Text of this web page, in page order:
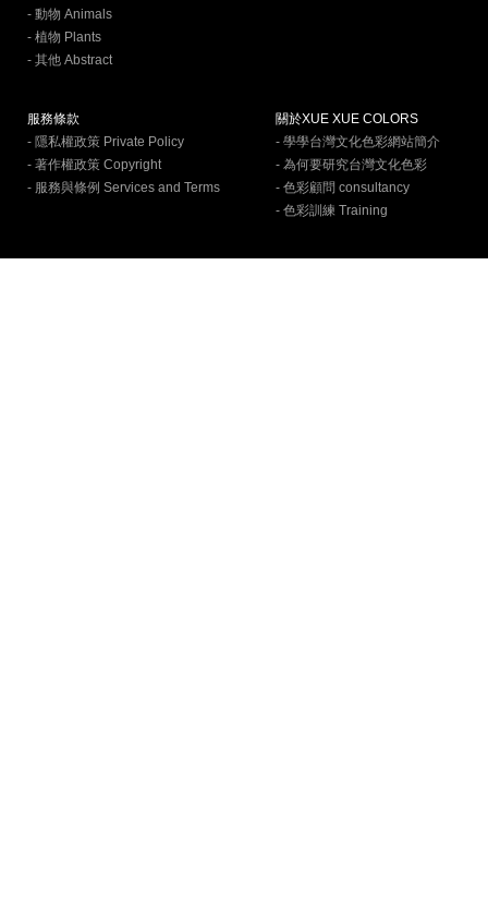
- 動物 Animals
- 植物 Plants
- 其他 Abstract
服務條款
- 隱私權政策 Private Policy
- 著作權政策 Copyright
- 服務與條例 Services and Terms
關於XUE XUE COLORS
- 學學台灣文化色彩網站簡介
- 為何要研究台灣文化色彩
- 色彩顧問 consultancy
- 色彩訓練 Training